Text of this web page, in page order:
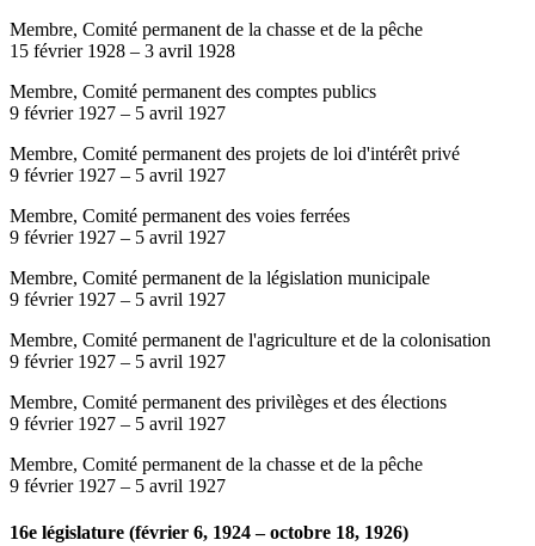
Membre, Comité permanent de la chasse et de la pêche
15 février 1928 – 3 avril 1928
Membre, Comité permanent des comptes publics
9 février 1927 – 5 avril 1927
Membre, Comité permanent des projets de loi d'intérêt privé
9 février 1927 – 5 avril 1927
Membre, Comité permanent des voies ferrées
9 février 1927 – 5 avril 1927
Membre, Comité permanent de la législation municipale
9 février 1927 – 5 avril 1927
Membre, Comité permanent de l'agriculture et de la colonisation
9 février 1927 – 5 avril 1927
Membre, Comité permanent des privilèges et des élections
9 février 1927 – 5 avril 1927
Membre, Comité permanent de la chasse et de la pêche
9 février 1927 – 5 avril 1927
16e législature (février 6, 1924 – octobre 18, 1926)